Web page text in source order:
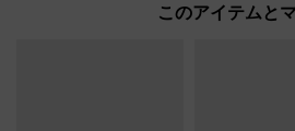
このアイテムと